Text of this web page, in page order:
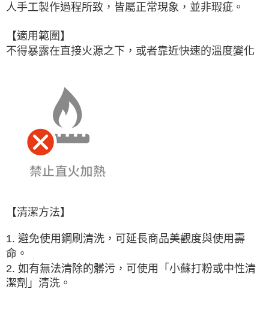
人手工製作過程所致，皆屬正常現象，並非瑕疵。
【適用範圍】
不得暴露在直接火源之下，或者靠近快速的溫度變化
【清潔方法】
1. 避免使用鋼刷清洗，可延長商品美觀度與使用壽
命。
2. 如有無法清除的髒污，可使用「小蘇打粉或中性清
潔劑」清洗。